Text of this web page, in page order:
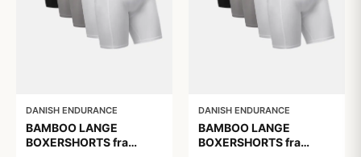
DANISH ENDURANCE
BAMBOO LANGE
BOXERSHORTS fra
DANISH ENDURANCE
BAMBOO LANGE
BOXERSHORTS fra